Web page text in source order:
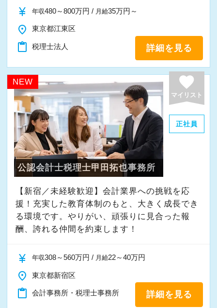
・年末調整業務
・申告書作成補助
・決算業務
・Excelを使用した集計、Wordでの文書作成
・電話、メール対応
・その他付随する業務
これまでの会計事務所や経理経験を活かしてご
活躍いただけます。
また、経験やスキルに応じて徐々に担当する業
将来的には申告書レビューなど、専門性を高め
られる業務にも携わることが可能です。
どこでも通用する実務スキルを身につけなが
★
当事務所では、職員同士が協力しながら気持ち
currency_yen 年収480～800万円 / 月給35万円～
place 東京都江東区
content_paste 税理士法人 詳細を見る
NEW favorite
マイリスト
正社員
公認会計士税理士甲田拓也事務所
【新宿／未経験歓迎】会計業界への挑戦を応
援！充実した教育体制のもと、大きく成長でき
る環境です。やりがい、頑張りに見合った報
酬、誇れる仲間を約束します！
currency_yen 年収308～560万円 / 月給22～40万円
place 東京都新宿区
content_paste 会計事務所・税理士事務所 詳細を見る